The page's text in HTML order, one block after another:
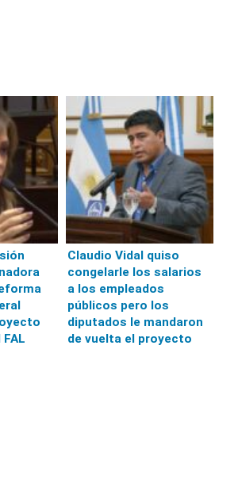
Claudio Vidal quiso
congelarle los salarios
a los empleados
públicos pero los
diputados le mandaron
de vuelta el proyecto